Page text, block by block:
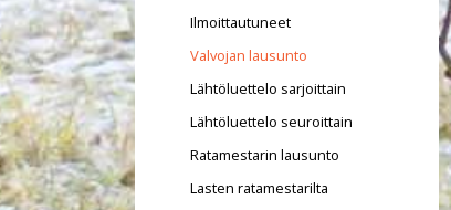
Ilmoittautuneet
Valvojan lausunto
Lähtöluettelo sarjoittain
Lähtöluettelo seuroittain
Ratamestarin lausunto
Lasten ratamestarilta